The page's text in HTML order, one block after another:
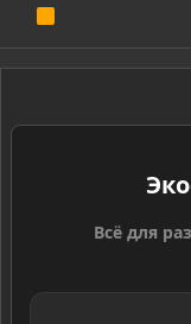
S
Всё для